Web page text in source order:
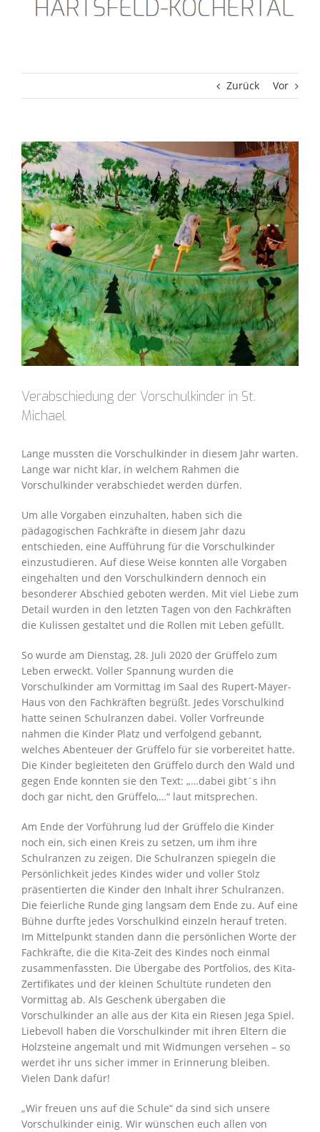
Zurück Vor
Zeige
grösseres
Bild
Verabschiedung der Vorschulkinder in St.
Michael
Lange mussten die Vorschulkinder in diesem Jahr warten.
Lange war nicht klar, in welchem Rahmen die
Vorschulkinder verabschiedet werden dürfen.
Um alle Vorgaben einzuhalten, haben sich die
pädagogischen Fachkräfte in diesem Jahr dazu
entschieden, eine Aufführung für die Vorschulkinder
einzustudieren. Auf diese Weise konnten alle Vorgaben
eingehalten und den Vorschulkindern dennoch ein
besonderer Abschied geboten werden. Mit viel Liebe zum
Detail wurden in den letzten Tagen von den Fachkräften
die Kulissen gestaltet und die Rollen mit Leben gefüllt.
So wurde am Dienstag, 28. Juli 2020 der Grüffelo zum
Leben erweckt. Voller Spannung wurden die
Vorschulkinder am Vormittag im Saal des Rupert-Mayer-
Haus von den Fachkräften begrüßt. Jedes Vorschulkind
hatte seinen Schulranzen dabei. Voller Vorfreunde
nahmen die Kinder Platz und verfolgend gebannt,
welches Abenteuer der Grüffelo für sie vorbereitet hatte.
Die Kinder begleiteten den Grüffelo durch den Wald und
gegen Ende konnten sie den Text: „…dabei gibt´s ihn
doch gar nicht, den Grüffelo,…“ laut mitsprechen.
Am Ende der Vorführung lud der Grüffelo die Kinder
noch ein, sich einen Kreis zu setzen, um ihm ihre
Schulranzen zu zeigen. Die Schulranzen spiegeln die
Persönlichkeit jedes Kindes wider und voller Stolz
präsentierten die Kinder den Inhalt ihrer Schulranzen.
Die feierliche Runde ging langsam dem Ende zu. Auf eine
Bühne durfte jedes Vorschulkind einzeln herauf treten.
Im Mittelpunkt standen dann die persönlichen Worte der
Fachkräfte, die die Kita-Zeit des Kindes noch einmal
zusammenfassten. Die Übergabe des Portfolios, des Kita-
Zertifikates und der kleinen Schultüte rundeten den
Vormittag ab. Als Geschenk übergaben die
Vorschulkinder an alle aus der Kita ein Riesen Jega Spiel.
Liebevoll haben die Vorschulkinder mit ihren Eltern die
Holzsteine angemalt und mit Widmungen versehen – so
werdet ihr uns sicher immer in Erinnerung bleiben.
Vielen Dank dafür!
„Wir freuen uns auf die Schule“ da sind sich unsere
Vorschulkinder einig. Wir wünschen euch allen von